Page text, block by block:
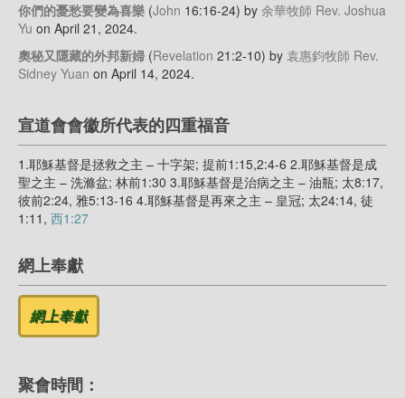
你們的憂愁要變為喜樂 (John 16:16-24) by 余華牧師 Rev. Joshua
Yu on April 21, 2024.
奧秘又隱藏的外邦新婦 (Revelation 21:2-10) by 袁惠鈞牧師 Rev.
Sidney Yuan on April 14, 2024.
宣道會會徽所代表的四重福音
1.耶穌基督是拯救之主 – 十字架; 提前1:15,2:4-6 2.耶穌基督是成
聖之主 – 洗滌盆; 林前1:30 3.耶穌基督是治病之主 – 油瓶; 太8:17,
彼前2:24, 雅5:13-16 4.耶穌基督是再來之主 – 皇冠; 太24:14, 徒
1:11, 西1:27
網上奉獻
聚會時間：